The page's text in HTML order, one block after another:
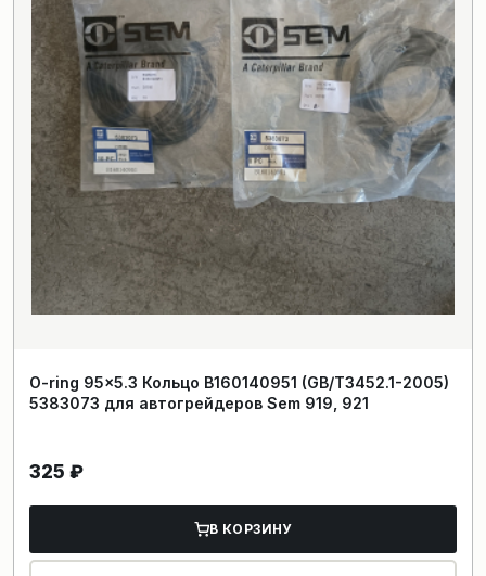
O-ring 95×5.3 Кольцо B160140951 (GB/T3452.1-2005)
5383073 для автогрейдеров Sem 919, 921
325 ₽
В КОРЗИНУ